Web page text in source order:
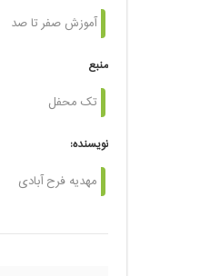
آموزش صفر تا صد
منبع
تک محفل
نویسنده:
مهدیه فرح آبادی